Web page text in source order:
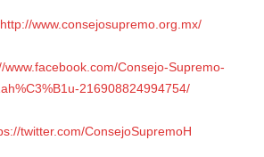
http://www.consejosupremo.org.mx/
www.facebook.com/Consejo-Supremo-
216908824994754/
twitter.com/ConsejoSupremoH